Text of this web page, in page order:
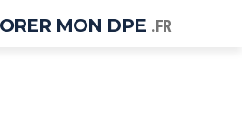
MON DPE .FR